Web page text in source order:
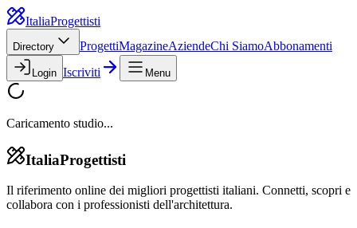
ItaliaProgettisti
Directory ProgettiMagazineAziendeChi SiamoAbbonamenti
Login Iscriviti Menu
Caricamento studio...
ItaliaProgettisti
Il riferimento online dei migliori progettisti italiani. Connetti, scopri e
collabora con i professionisti dell'architettura.